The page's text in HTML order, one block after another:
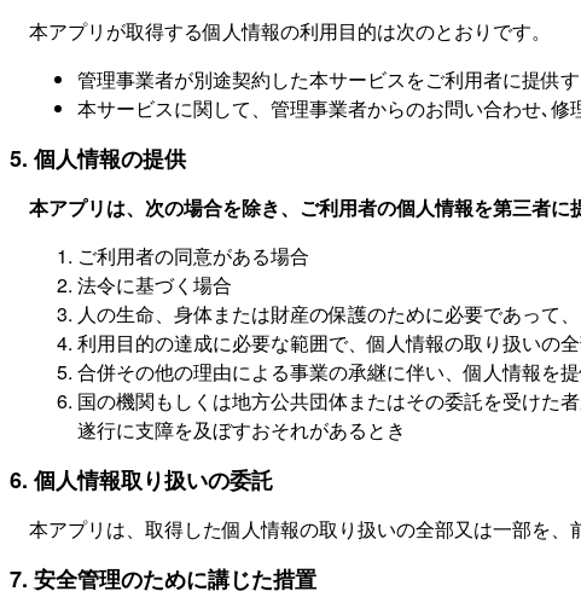
本アプリが取得する個人情報の利用目的は次のとおりです。
管理事業者が別途契約した本サービスをご利用者に提供
本サービスに関して、管理事業者からのお問い合わせ､
5. 個人情報の提供
本アプリは、次の場合を除き、ご利用者の個人情報を第三者に
ご利用者の同意がある場合
法令に基づく場合
人の生命、身体または財産の保護のために必要であって
利用目的の達成に必要な範囲で、個人情報の取り扱いの
合併その他の理由による事業の承継に伴い、個人情報を
国の機関もしくは地方公共団体またはその委託を受けた
遂行に支障を及ぼすおそれがあるとき
6. 個人情報取り扱いの委託
本アプリは、取得した個人情報の取り扱いの全部又は一部を
7. 安全管理のために講じた措置